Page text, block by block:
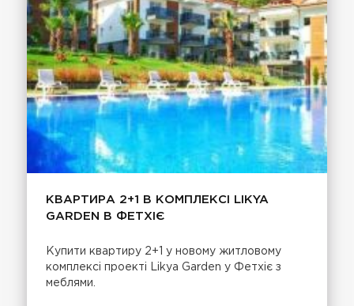
КВАРТИРА 2+1 В КОМПЛЕКСІ LIKYA
GARDEN В ФЕТХІЄ
Купити квартиру 2+1 у новому житловому
комплексі проекті Likya Garden у Фетхіє з
меблями.